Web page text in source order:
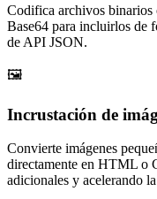
Codifica archivos binarios
Base64 para incluirlos de
de API JSON.
🖼️
Incrustación de
Convierte imágenes
directamente en HTML o
adicionales y acelerando